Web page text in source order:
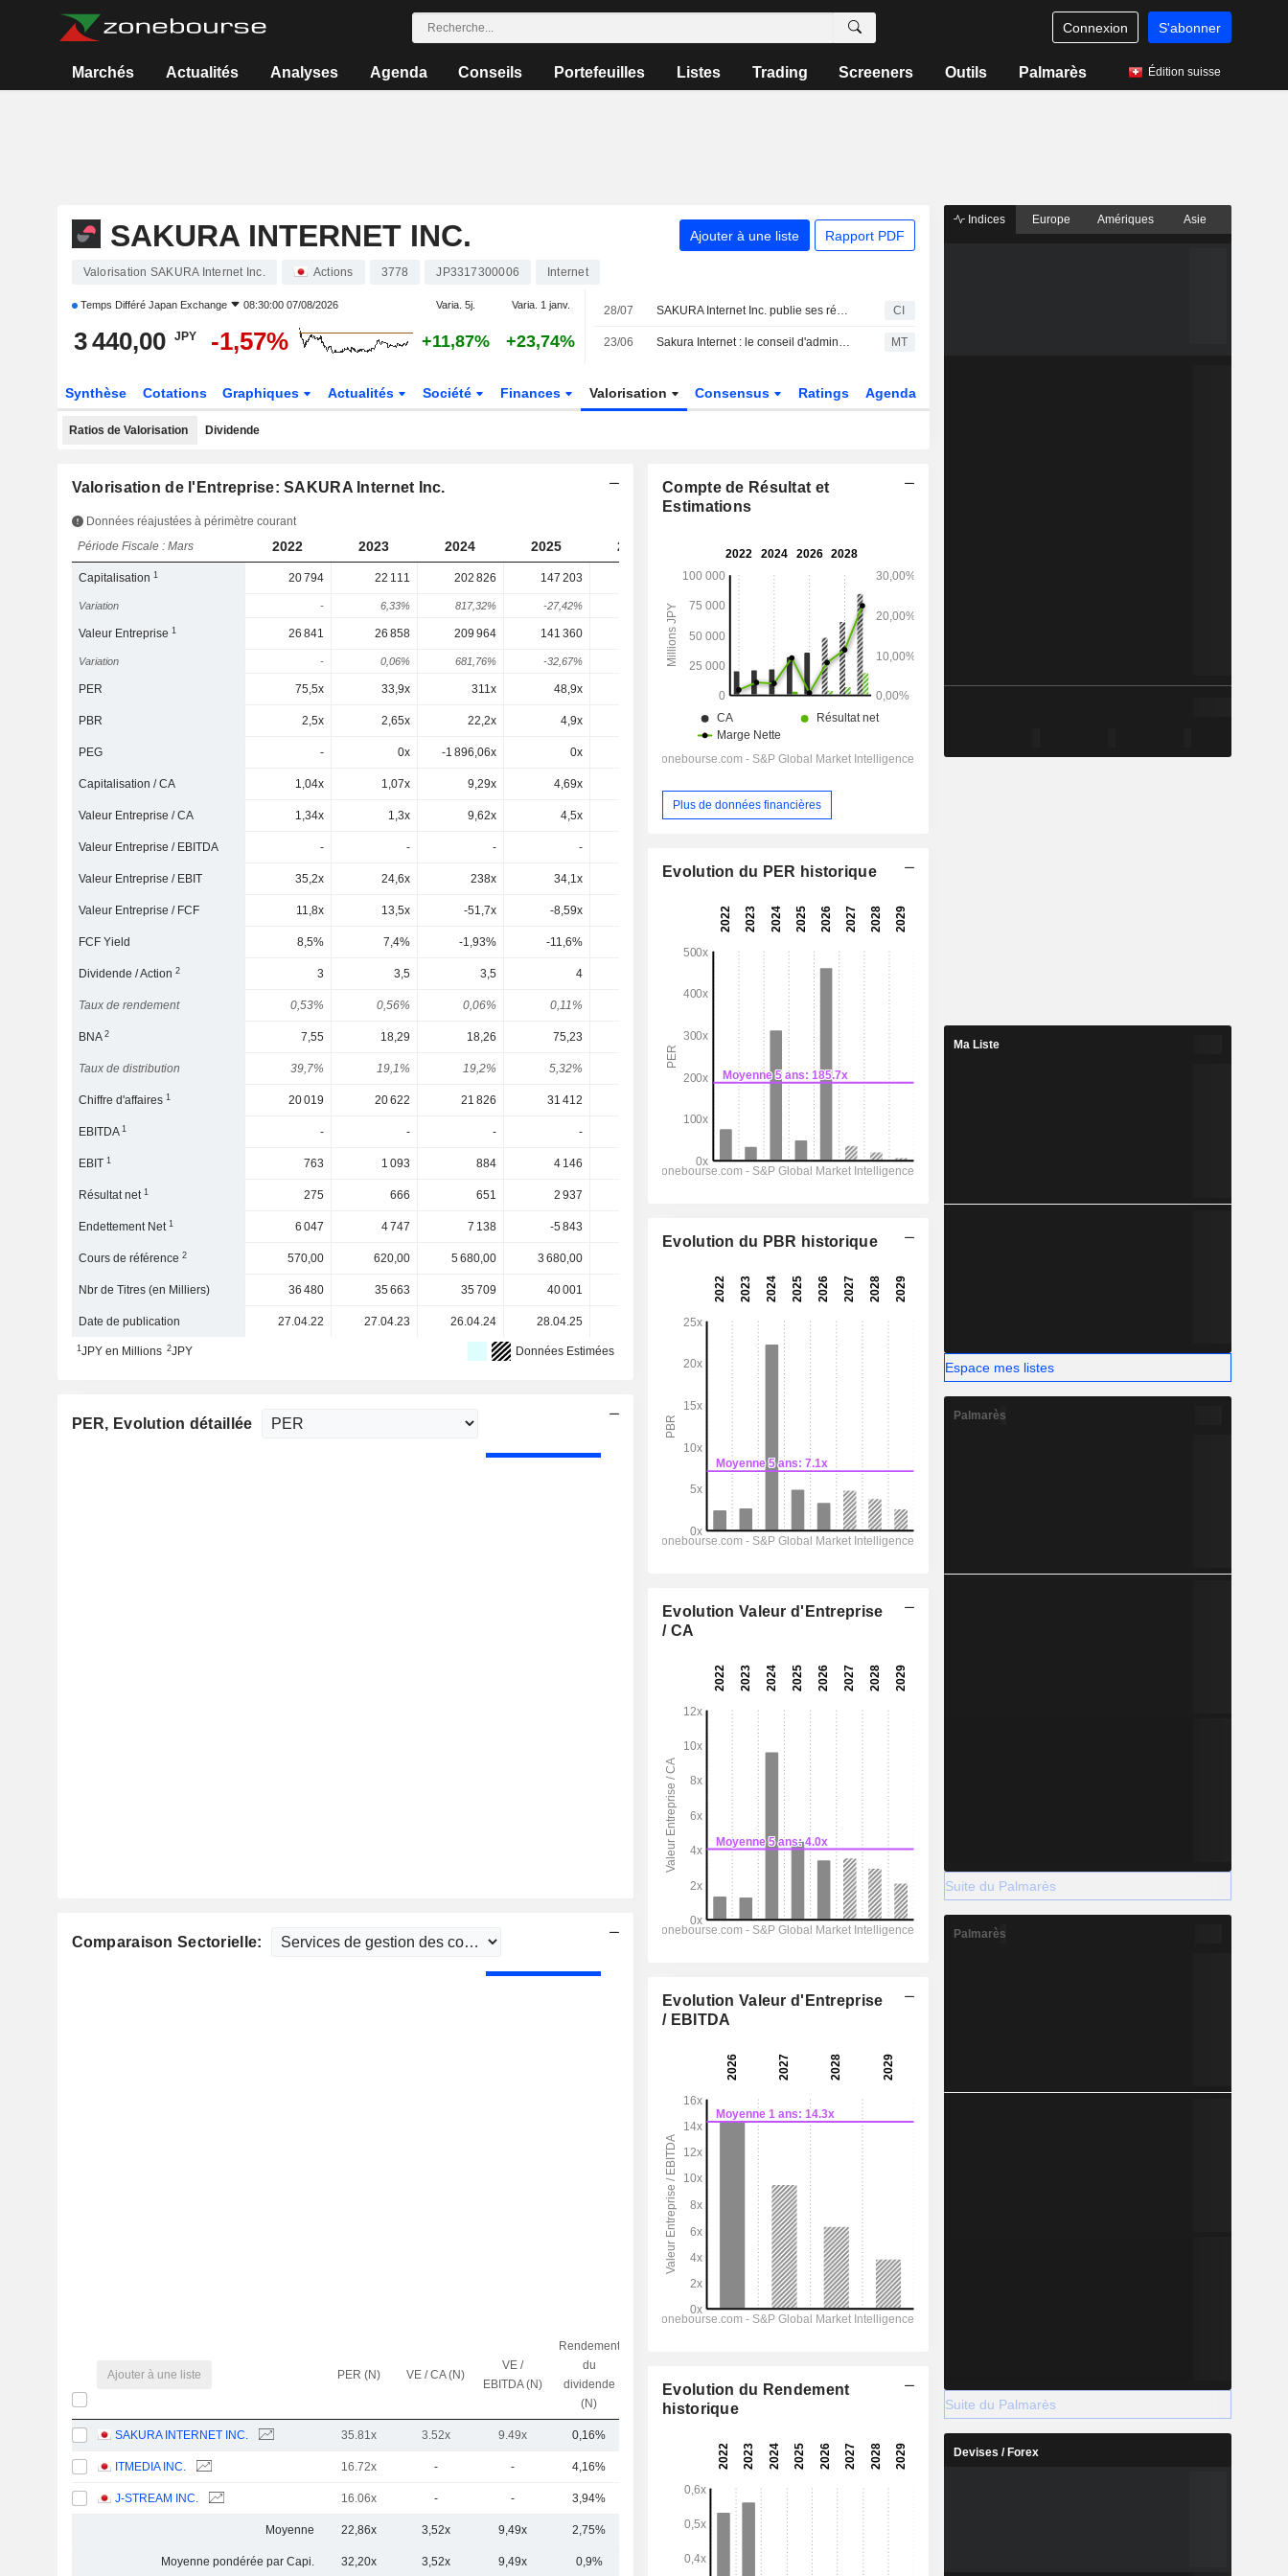
Connexion S'abonner
Marchés Actualités Analyses Agenda Conseils Portefeuilles Listes Trading Screeners Outils Palmarès Édition suisse
SAKURA INTERNET INC. Ajouter à une liste Rapport PDF
Valorisation SAKURA Internet Inc. Actions 3778 JP3317300006 Internet
Temps Différé Japan Exchange 08:30:00 07/08/2026 Varia. 5j. Varia. 1 janv.
3 440,00 JPY -1,57% +11,87% +23,74%
28/07 SAKURA Internet Inc. publie ses résultats pour le premier trimestre clos le 30 juin 2026 CI
23/06 Sakura Internet : le conseil d'administration approuve une cession d'actions propres dans le cadre d'un plan de rémunération en actions gratuites MT
Synthèse Cotations Graphiques Actualités Société Finances Valorisation Consensus Ratings Agenda
Ratios de Valorisation Dividende
Valorisation de l'Entreprise: SAKURA Internet Inc.
Données réajustées à périmètre courant
Période Fiscale : Mars
2022 2023 2024 2025 2026 2027 2028
Capitalisation1 20 794 22 111 202 826 147 203 139 889
Variation - 6,33% 817,32% -27,42% -32,54% 40,88%
Valeur Entreprise1 26 841 26 858 209 964 141 360 168 005 177 843
Variation - 0,06% 681,76% -32,67% -15,3% 40,32% 5,86% -0,72%
PER 75,5x 33,9x 311x 48,9x 35,8x 20,2x 7,41x
PBR 2,5x 2,65x 22,2x 4,9x 4,83x 3,76x
PEG - 0x -1 896,06x 0x 0x 0,3x
Capitalisation / CA 1,04x 1,07x 9,29x 4,69x
Valeur Entreprise / CA 1,34x 1,3x 9,62x 4,5x 3,39x 3,52x 2,92x
Valeur Entreprise / EBITDA - - - -
Valeur Entreprise / EBIT 35,2x 24,6x 238x 34,1x -297x 35,8x 18x
Valeur Entreprise / FCF 11,8x 13,5x -51,7x -8,59x -10,7x 27,9x 16,2x
FCF Yield 8,5% 7,4% -1,93% -11,6%
Dividende / Action2 3 3,5 3,5 4 5,625 7,333
Taux de rendement 0,53% 0,56% 0,06% 0,11% 0,16% 0,21%
BNA2 7,55 18,29 18,26 75,23 97,6 173,4
Taux de distribution 39,7% 19,1% 19,2% 5,32% 92,6% 5,76% 4,23%
Chiffre d'affaires1 20 019 20 622 21 826 31 412 47 677 60 974
EBITDA1 - - - - 17 708 28 355
EBIT1 763 1 093 884 4 146 4 692 9 877 25 776
Résultat net1 275 666 651 2 937
Endettement Net1 6 047 4 747 7 138 -5 843
Cours de référence2 570,00 620,00 5 680,00 3 680,00
Nbr de Titres (en Milliers) 36 480 35 663 35 709 40 001 40 026
Date de publication 27.04.22 27.04.23 26.04.24 28.04.25
1JPY en Millions 2JPY Données Estimées
PER, Evolution détaillée
Comparaison Sectorielle:
Ajouter à une liste PER (N) VE / CA (N)
VE /
EBITDA (N)
Rendement
du
dividende
(N)
SAKURA INTERNET INC. 35.81x 3.52x 9.49x 0,16%
ITMEDIA INC. 16.72x - - 4,16%
J-STREAM INC. 16.06x - - 3,94% 55,72 M
Moyenne 22,86x 3,52x 9,49x 2,75% 362,21 M
Moyenne pondérée par Capi. 32,20x 3,52x 9,49x 0,9%
Compte de Résultat et
Estimations
Plus de données financières
Evolution du PER historique
Evolution du PBR historique
Evolution Valeur d'Entreprise
/ CA
Evolution Valeur d'Entreprise
/ EBITDA
Evolution du Rendement
historique
Indices Europe Amériques Asie
Ma Liste
Espace mes listes
Palmarès
Suite du Palmarès
Palmarès
Suite du Palmarès
Devises / Forex